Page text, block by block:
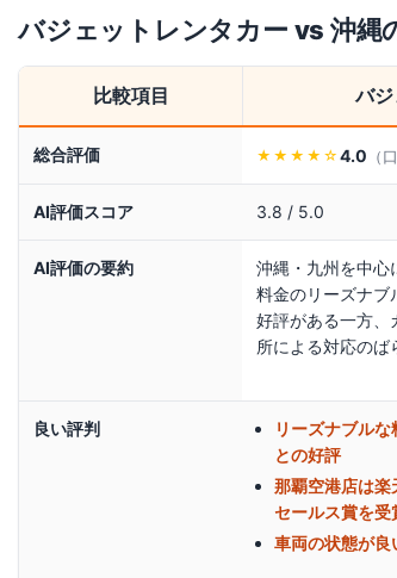
バジェットレンタカー vs 沖縄
比較項目 バ
総合評価 ★★★★ ☆ 4.0 （
AI評価スコア 3.8 / 5.0
AI評価の要約
沖縄・九州を中心
料金のリーズナブ
好評がある一方、
所による対応のば
良い評判
リーズナブル
との好評
那覇空港店は
セールス賞を受
車両の状態が良